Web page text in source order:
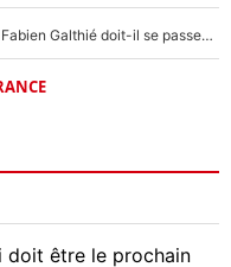
Le XV de France a trouvé son remplaçant : Fabien Galthié doit-il se passer d'Antoine Dupont ?
doit être le prochain